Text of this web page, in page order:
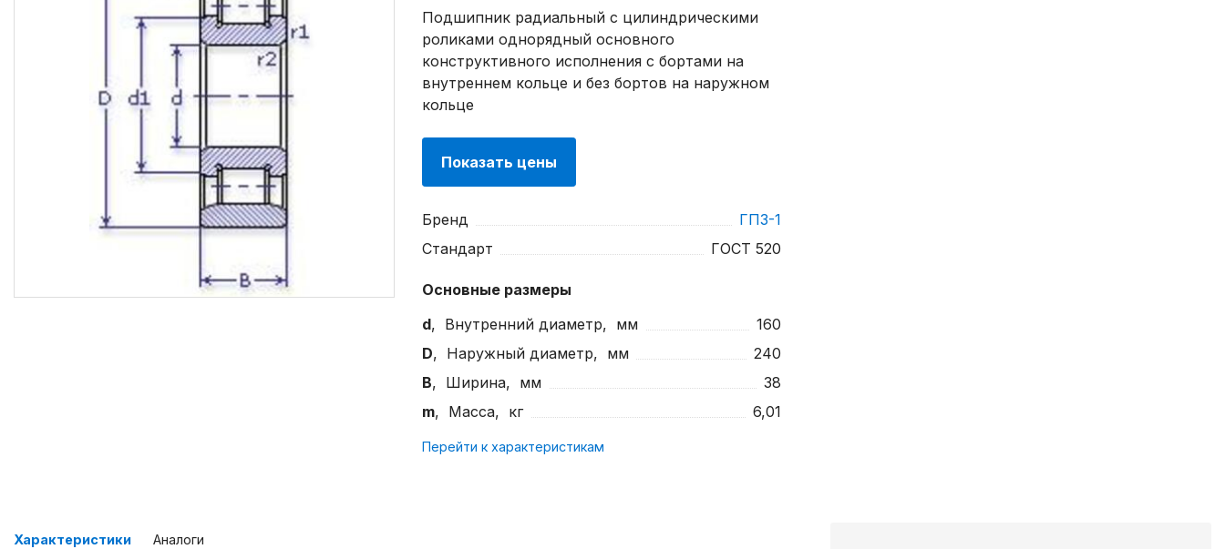
Подшипник радиальный с цилиндрическими
роликами однорядный основного
конструктивного исполнения с бортами на
внутреннем кольце и без бортов на наружном
кольце
Показать цены
Бренд
ГПЗ-1
Стандарт
ГОСТ 520
Основные размеры
d, Внутренний диаметр, мм
160
D, Наружный диаметр, мм
240
B, Ширина, мм
38
m, Масса, кг 6,01
Перейти к характеристикам
Характеристики Аналоги